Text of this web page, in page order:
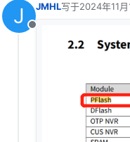
J
离线
JMHL写于2024年11
最后由 编辑